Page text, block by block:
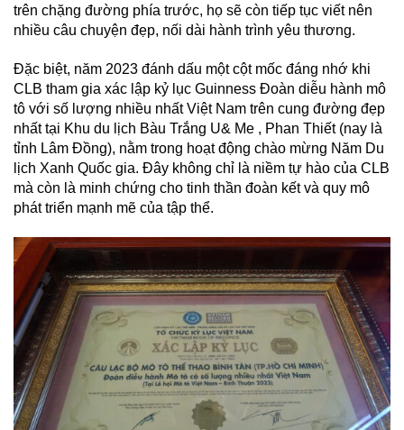
trên chặng đường phía trước, họ sẽ còn tiếp tục viết nên
nhiều câu chuyện đẹp, nối dài hành trình yêu thương.
Đặc biệt, năm 2023 đánh dấu một cột mốc đáng nhớ khi
CLB tham gia xác lập kỷ lục Guinness Đoàn diễu hành mô
tô với số lượng nhiều nhất Việt Nam trên cung đường đẹp
nhất tại Khu du lịch Bàu Trắng U& Me , Phan Thiết (nay là
tỉnh Lâm Đồng), nằm trong hoạt động chào mừng Năm Du
lịch Xanh Quốc gia. Đây không chỉ là niềm tự hào của CLB
mà còn là minh chứng cho tinh thần đoàn kết và quy mô
phát triển mạnh mẽ của tập thể.